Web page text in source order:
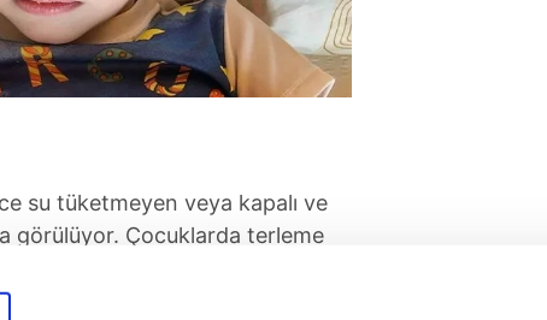
su tüketmeyen veya kapalı ve
görülüyor. Çocuklarda terleme
olduğu için vücut ısısı hızlı